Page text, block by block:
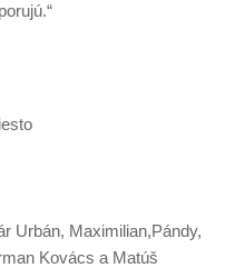
Urbán, Maximilian,Pándy,
Kovács a Matúš